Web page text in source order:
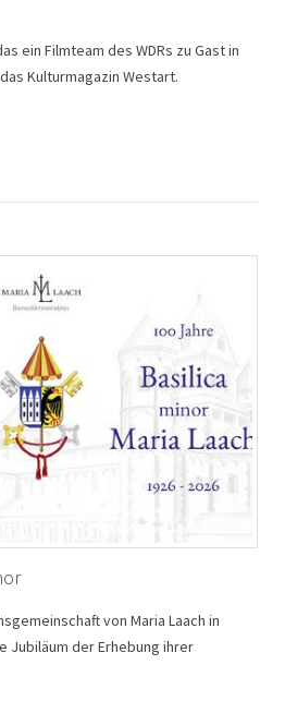
ein Filmteam des WDRs zu Gast in
Kulturmagazin Westart.
von Maria Laach in
Jubiläum der Erhebung ihrer